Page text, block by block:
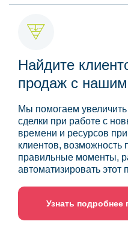
Найдите
продаж с
Мы помогаем увеличить
сделки при работе с
времени и ресурсов
клиентов, возможность
правильные моменты,
автоматизировать этот
Узнать